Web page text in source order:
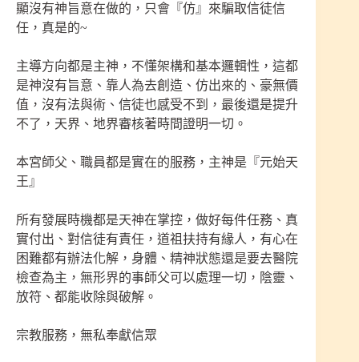
顯沒有神旨意在做的，只會『仿』來騙取信徒信
任，真是的~
主導方向都是主神，不懂架構和基本邏輯性，這都
是神沒有旨意、靠人為去創造、仿出來的、豪無價
值，沒有法與術、信徒也感受不到，最後還是提升
不了，天界、地界審核著時間證明一切。
本宮師父、職員都是實在的服務，主神是『元始天
王』
所有發展時機都是天神在掌控，做好每件任務、真
實付出、對信徒有責任，道祖扶持有緣人，有心在
困難都有辦法化解，身體、精神狀態還是要去醫院
檢查為主，無形界的事師父可以處理一切，陰靈、
放符、都能收除與破解。
宗教服務，無私奉獻信眾